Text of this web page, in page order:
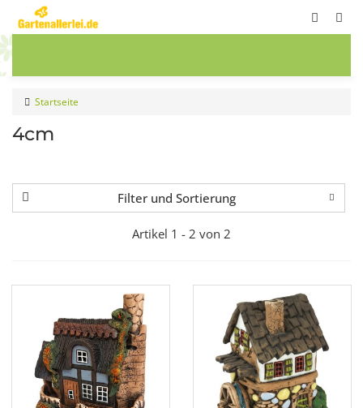
Startseite
4cm
Filter und Sortierung
Artikel 1 - 2 von 2